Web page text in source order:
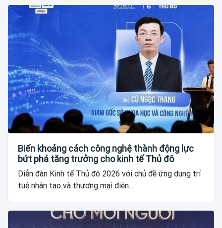
Biến khoảng cách công nghệ thành động lực
bứt phá tăng trưởng cho kinh tế Thủ đô
Diễn đàn Kinh tế Thủ đô 2026 với chủ đề ứng dụng trí
tuệ nhân tạo và thương mại điện...